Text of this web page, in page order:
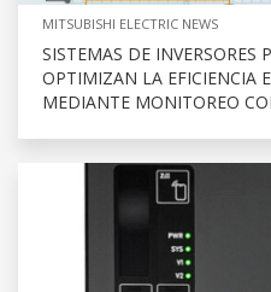
MITSUBISHI ELECTRIC NEWS
SISTEMAS DE INVERSORES
OPTIMIZAN LA EFICIENCIA
MEDIANTE MONITOREO